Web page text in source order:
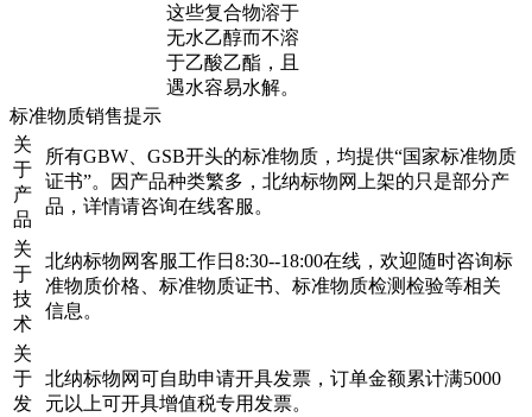
这些复合物溶于
无水乙醇而不溶
于乙酸乙酯，且
遇水容易水解。
标准物质销售提示
关
于
产
品
所有GBW、GSB开头的标准物质，均提供“国家标准物质
证书”。因产品种类繁多，北纳标物网上架的只是部分产
品，详情请咨询在线客服。
关
于
技
术
北纳标物网客服工作日8:30--18:00在线，欢迎随时咨询标
准物质价格、标准物质证书、标准物质检测检验等相关
信息。
关
于
发
北纳标物网可自助申请开具发票，订单金额累计满5000
元以上可开具增值税专用发票。